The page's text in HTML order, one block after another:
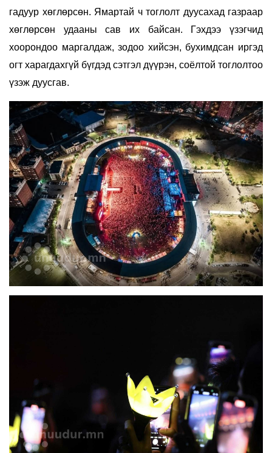
гадуур хөглөрсөн. Ямартай ч тоглолт дуусахад газраар
хөглөрсөн удааны сав их байсан. Гэхдээ үзэгчид
хоорондоо маргалдаж, зодоо хийсэн, бухимдсан иргэд
огт харагдахгүй бүгдэд сэтгэл дүүрэн, соёлтой тоглолтоо
үзэж дуусгав.